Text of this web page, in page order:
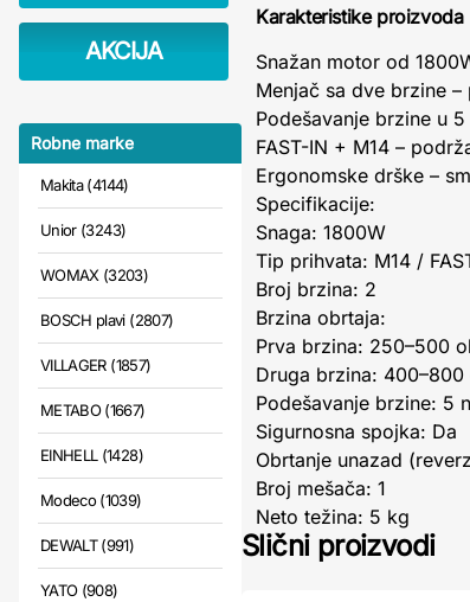
AKCIJA
Robne marke
Makita (4144)
Unior (3243)
WOMAX (3203)
BOSCH plavi (2807)
VILLAGER (1857)
METABO (1667)
EINHELL (1428)
Modeco (1039)
DEWALT (991)
YATO (908)
Karakteristike proizvoda
Snažan motor od
Menjač sa dve brzine
Podešavanje brzine u
FAST-IN + M14 –
Ergonomske drške –
Specifikacije:
Snaga: 1800W
Tip prihvata: M14 /
Broj brzina: 2
Brzina obrtaja:
Prva brzina: 250–500
Druga brzina:
Podešavanje brzine: 5
Sigurnosna spojka: Da
Obrtanje unazad
Broj mešača: 1
Neto težina: 5 kg
Slični proizvodi